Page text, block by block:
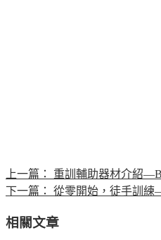
上一篇：
重訓輔助器材介紹
下一篇：
從零開始，徒手訓
相關文章